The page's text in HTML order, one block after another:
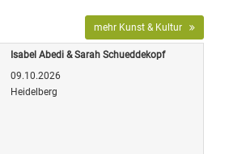
mehr Kunst & Kultur
Isabel Abedi & Sarah Schueddekopf
09.10.2026
Heidelberg